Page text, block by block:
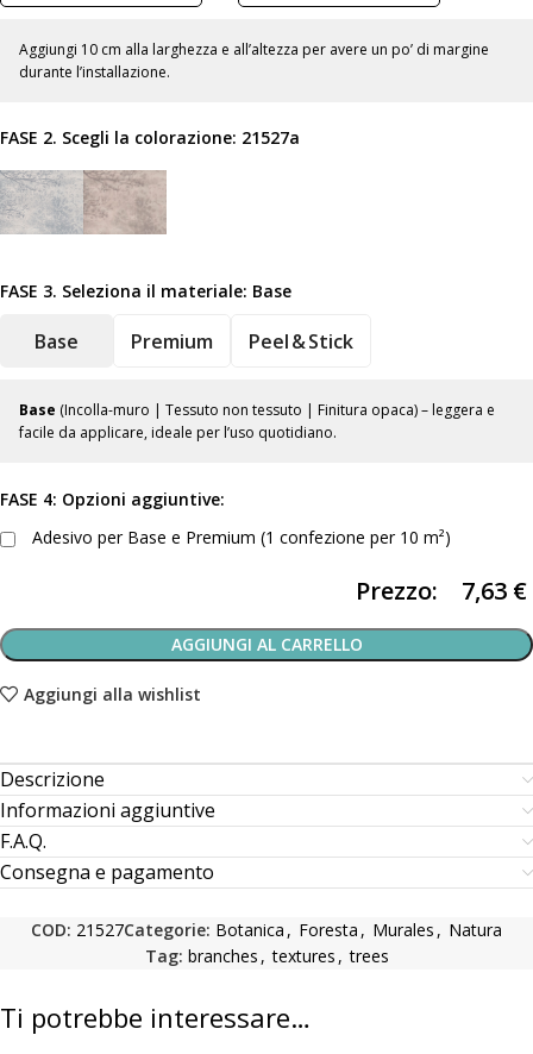
Aggiungi 10 cm alla larghezza e all’altezza per avere un po’ di margine
durante l’installazione.
FASE 2. Scegli la colorazione: 21527a
FASE 3. Seleziona il materiale: Base
Base Premium Peel & Stick
Base (Incolla-muro | Tessuto non tessuto | Finitura opaca) – leggera e
facile da applicare, ideale per l’uso quotidiano.
FASE 4: Opzioni aggiuntive:
Adesivo per Base e Premium (1 confezione per 10 m²)
Prezzo: 7,63 €
AGGIUNGI AL CARRELLO
Aggiungi alla wishlist
Descrizione
Informazioni aggiuntive
F.A.Q.
Consegna e pagamento
COD: 21527Categorie: Botanica , Foresta , Murales , Natura
Tag: branches , textures , trees
Ti potrebbe interessare…